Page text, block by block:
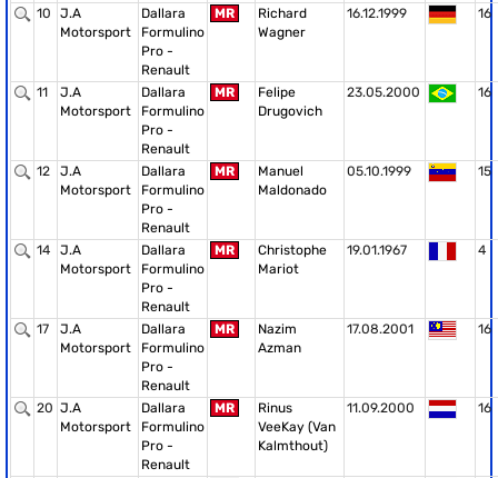
10
J.A
Motorsport
Dallara
Formulino
Pro -
Renault
MR
Richard
Wagner
16.12.1999 16
11
J.A
Motorsport
Dallara
Formulino
Pro -
Renault
MR
Felipe
Drugovich
23.05.2000 16
12
J.A
Motorsport
Dallara
Formulino
Pro -
Renault
MR
Manuel
Maldonado
05.10.1999 15
14
J.A
Motorsport
Dallara
Formulino
Pro -
Renault
MR
Christophe
Mariot
19.01.1967 4
17
J.A
Motorsport
Dallara
Formulino
Pro -
Renault
MR
Nazim
Azman
17.08.2001 16
20 J.A
Motorsport
Dallara
Formulino
Pro -
Renault
MR
Rinus
VeeKay (Van
Kalmthout)
11.09.2000 16